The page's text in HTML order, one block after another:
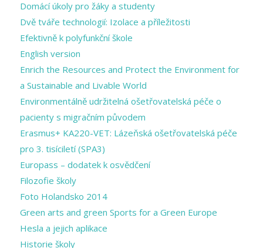
Domácí úkoly pro žáky a studenty
Dvě tváře technologií: Izolace a příležitosti
Efektivně k polyfunkční škole
English version
Enrich the Resources and Protect the Environment for
a Sustainable and Livable World
Environmentálně udržitelná ošetřovatelská péče o
pacienty s migračním původem
Erasmus+ KA220-VET: Lázeňská ošetřovatelská péče
pro 3. tisíciletí (SPA3)
Europass – dodatek k osvědčení
Filozofie školy
Foto Holandsko 2014
Green arts and ​green Sports for a ​Green Europe
Hesla a jejich aplikace
Historie školy